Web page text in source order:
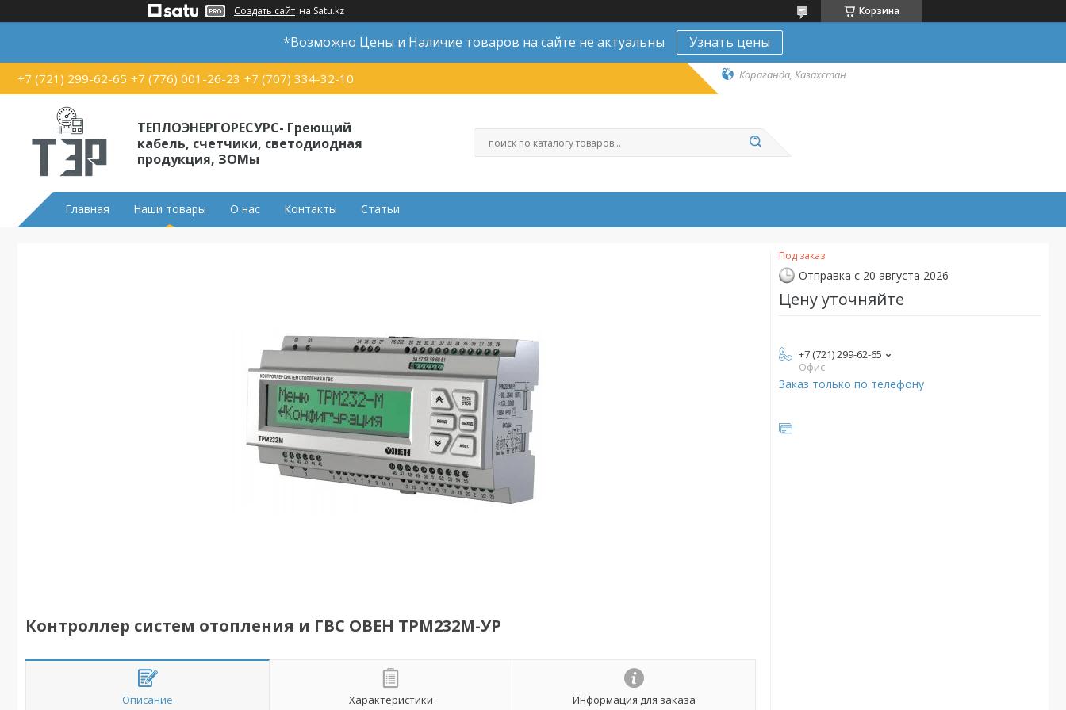
Создать сайт на Satu.kz Корзина
*Возможно Цены и Наличие товаров на сайте не актуальны Узнать цены
+7 (721) 299-62-65 +7 (776) 001-26-23 +7 (707) 334-32-10 Караганда, Казахстан
ТЕПЛОЭНЕРГОРЕСУРС- Греющий
кабель, счетчики, светодиодная
продукция, ЗОМы
Главная Наши товары О нас Контакты Статьи
Контроллер систем отопления и ГВС ОВЕН ТРМ232М-УР
Описание Характеристики Информация для заказа
Под заказ
Отправка с 20 августа 2026
Цену уточняйте
+7 (721) 299-62-65
Офис
Заказ только по телефону